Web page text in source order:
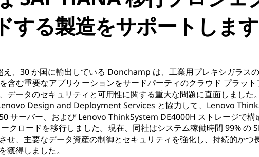
する製造をサポートします
、30 か国に輸出している Donchamp は、工業用プレキシガラス
含む重要なアプリケーションをサードパーティのクラウド プラット
データのセキュリティと可用性に関する重大な問題に直面しました
Design and Deployment Services と協力して、Lenovo
サーバー、および Lenovo ThinkSystem DE4000H ストレージで構
クロードを移行しました。現在、同社はシステム稼働時間 99% の
せ、主要なデータ資産の制御とセキュリティを強化し、持続的かつ
獲得しました。